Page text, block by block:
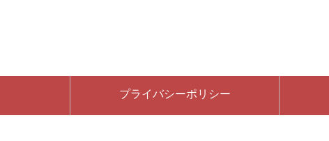
プライバシーポリシー